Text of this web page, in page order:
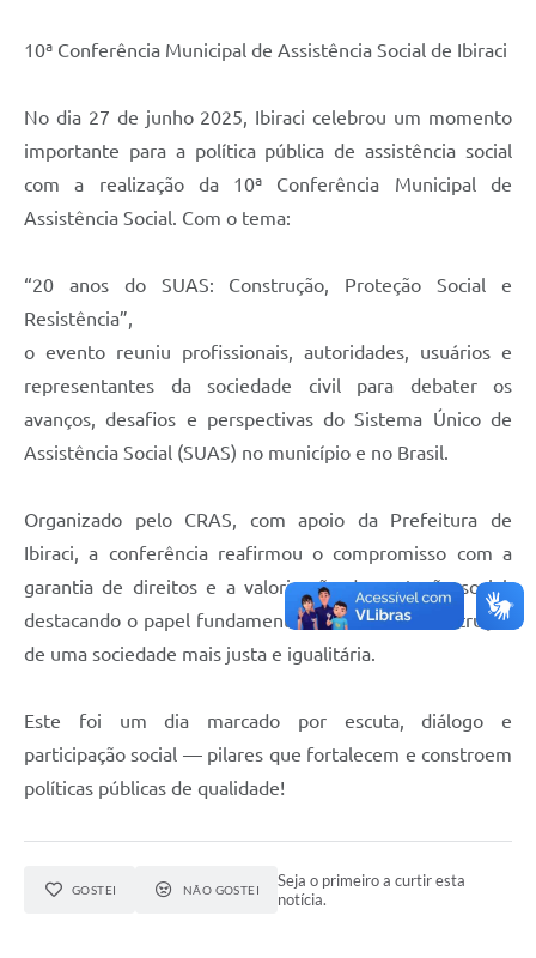
10ª Conferência Municipal de Assistência Social de Ibiraci
No dia 27 de junho 2025, Ibiraci celebrou um momento
importante para a política pública de assistência social
com a realização da 10ª Conferência Municipal de
Assistência Social. Com o tema:
“20 anos do SUAS: Construção, Proteção Social e
Resistência”,
o evento reuniu profissionais, autoridades, usuários e
representantes da sociedade civil para debater os
avanços, desafios e perspectivas do Sistema Único de
Assistência Social (SUAS) no município e no Brasil.
Organizado pelo CRAS, com apoio da Prefeitura de
Ibiraci, a conferência reafirmou o compromisso com a
garantia de direitos e a valorização da proteção social,
destacando o papel fundamental do SUAS na construção
de uma sociedade mais justa e igualitária.
Este foi um dia marcado por escuta, diálogo e
participação social — pilares que fortalecem e constroem
políticas públicas de qualidade!
GOSTEI NÃO GOSTEI
Seja o primeiro a curtir esta
notícia.